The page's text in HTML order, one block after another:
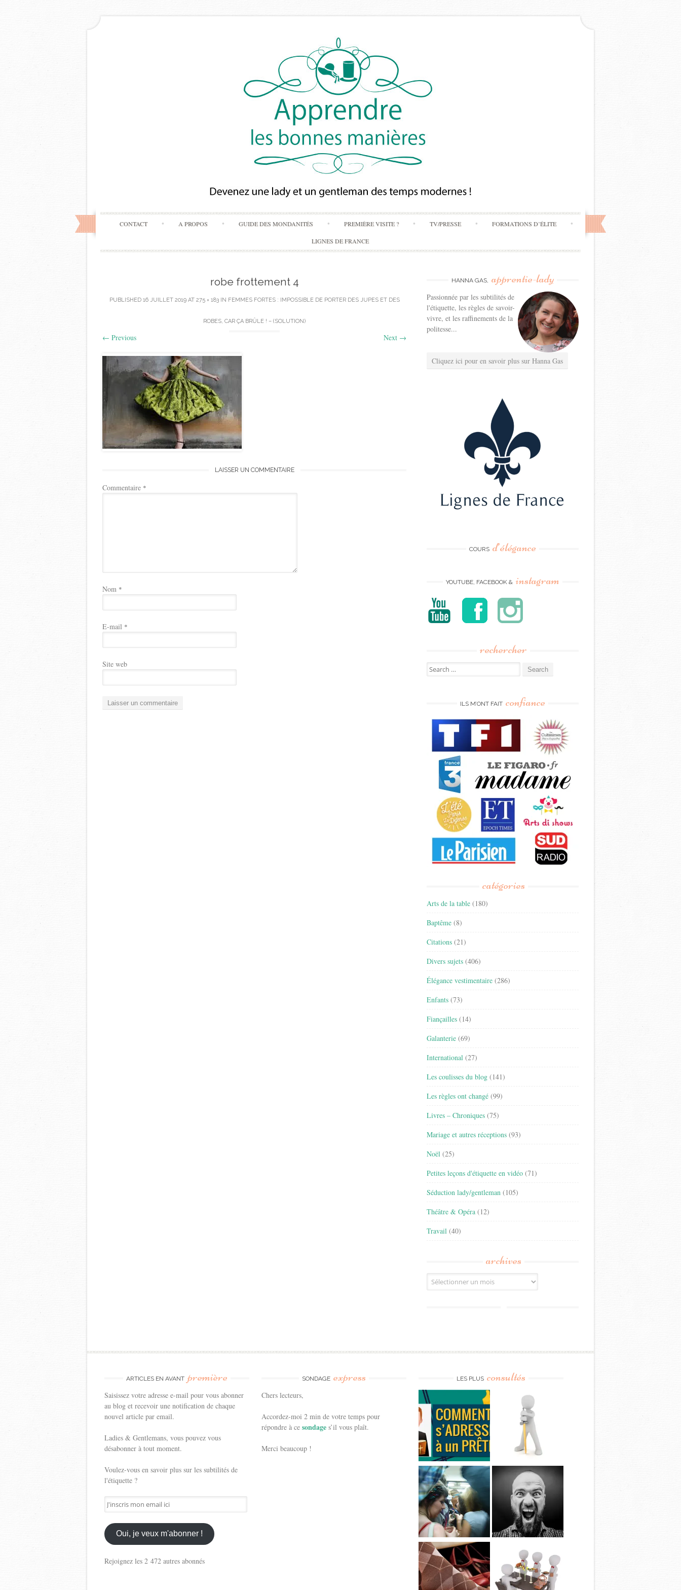
Skip
to
content
CONTACT A PROPOS GUIDE DES MONDANITÉS PREMIÈRE VISITE ? TV/PRESSE FORMATIONS D’ÉLITE
LIGNES DE FRANCE
robe frottement 4
PUBLISHED 16 JUILLET 2019AT 275 × 183IN FEMMES FORTES : IMPOSSIBLE DE PORTER DES JUPES ET DES
ROBES, CAR ÇA BRÛLE ! – (SOLUTION)
← Previous Next →
LAISSER UN COMMENTAIRE
Commentaire *
Nom *
E-mail *
Site web
HANNA GAS, apprentie-lady
Passionnée par les subtilités de
l'étiquette, les règles de savoir-
vivre, et les raffinements de la
politesse...
Cliquez ici pour en savoir plus sur Hanna Gas
COURS d’élégance
YOUTUBE, FACEBOOK & instagram
rechercher
Search
for:
ILS M’ONT FAIT confiance
catégories
Arts de la table (180)
Baptême (8)
Citations (21)
Divers sujets (406)
Élégance vestimentaire (286)
Enfants (73)
Fiançailles (14)
Galanterie (69)
International (27)
Les coulisses du blog (141)
Les règles ont changé (99)
Livres – Chroniques (75)
Mariage et autres réceptions (93)
Noël (25)
Petites leçons d'étiquette en vidéo (71)
Séduction lady/gentleman (105)
Théâtre & Opéra (12)
Travail (40)
archives
Archives
ARTICLES EN AVANT première
Saisissez votre adresse e-mail pour vous abonner
au blog et recevoir une notification de chaque
nouvel article par email.
Ladies & Gentlemans, vous pouvez vous
désabonner à tout moment.
Voulez-vous en savoir plus sur les subtilités de
l'étiquette ?
J'inscris
mon
email
ici
Oui, je veux m'abonner !
Rejoignez les 2 472 autres abonnés
SONDAGE express
Chers lecteurs,
Accordez-moi 2 min de votre temps pour
répondre à cesondages’il vous plaît.
Merci beaucoup !
LES PLUS consultés